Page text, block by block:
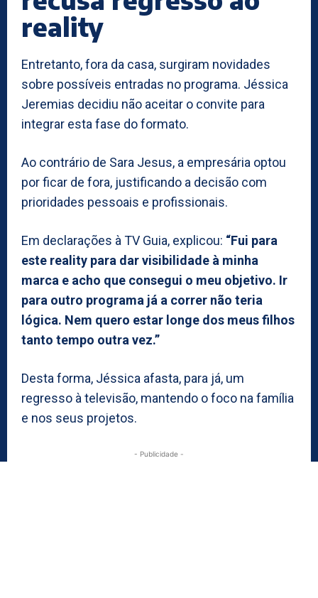
reality
Entretanto, fora da casa, surgiram novidades
sobre possíveis entradas no programa. Jéssica
Jeremias decidiu não aceitar o convite para
integrar esta fase do formato.
Ao contrário de Sara Jesus, a empresária optou
por ficar de fora, justificando a decisão com
prioridades pessoais e profissionais.
Em declarações à TV Guia, explicou: “Fui para
este reality para dar visibilidade à minha
marca e acho que consegui o meu objetivo. Ir
para outro programa já a correr não teria
lógica. Nem quero estar longe dos meus filhos
tanto tempo outra vez.”
Desta forma, Jéssica afasta, para já, um
regresso à televisão, mantendo o foco na família
e nos seus projetos.
- Publicidade -